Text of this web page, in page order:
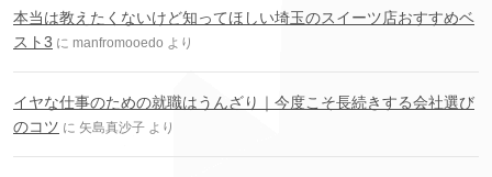
本当は教えたくないけど知ってほしい埼玉のスイーツ店おすすめベ
スト3 に manfromooedo より
イヤな仕事のための就職はうんざり｜今度こそ長続きする会社選び
のコツ に 矢島真沙子 より